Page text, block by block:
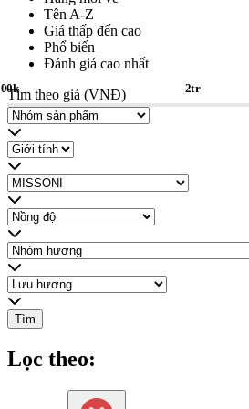
Tên A-Z
Giá thấp đến cao
Phổ biến
Đánh giá cao nhất
Tìm theo giá (VNĐ)
2tr
Tìm
Lọc theo: